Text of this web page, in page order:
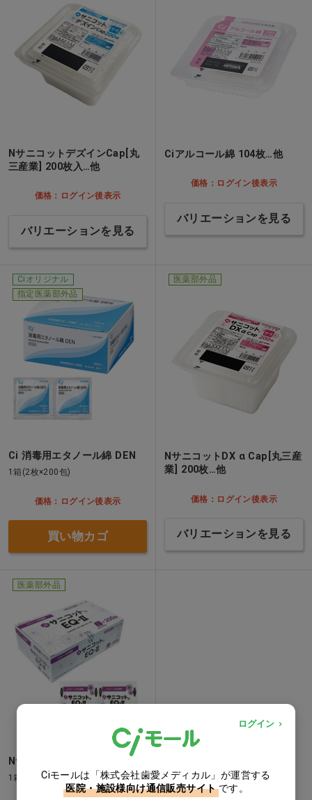
NサニコットデズインCap[丸
三産業] 200枚入…他
価格：ログイン後表示
バリエーションを見る
Ciアルコール綿 104枚…他
価格：ログイン後表示
バリエーションを見る
Ciオリジナル
指定医薬部外品
Ci 消毒用エタノール綿 DEN
1箱(2枚×200包)
価格：ログイン後表示
買い物カゴ
医薬部外品
NサニコットDX α Cap[丸三産
業] 200枚…他
価格：ログイン後表示
バリエーションを見る
医薬部外品
NサニコットEQ-II[丸三産業]
1箱(2枚×200包)
ログイン
Ciモールは「株式会社歯愛メディカル」が運営する
医院・施設様向け通信販売サイト です。